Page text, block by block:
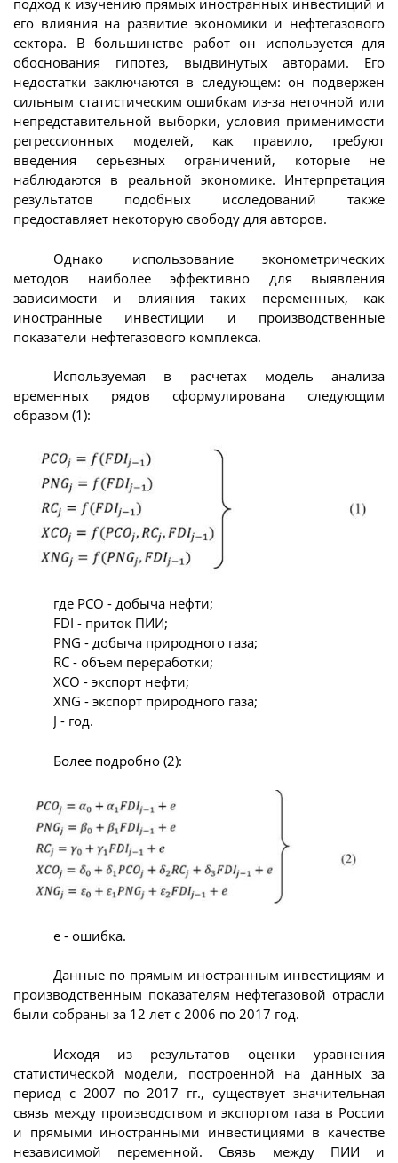
подход к изучению прямых иностранных инвестиций и
его влияния на развитие экономики и нефтегазового
сектора. В большинстве работ он используется для
обоснования гипотез, выдвинутых авторами. Его
недостатки заключаются в следующем: он подвержен
сильным статистическим ошибкам из-за неточной или
непредставительной выборки, условия применимости
регрессионных моделей, как правило, требуют
введения серьезных ограничений, которые не
наблюдаются в реальной экономике. Интерпретация
результатов подобных исследований также
предоставляет некоторую свободу для авторов.
Однако использование эконометрических
методов наиболее эффективно для выявления
зависимости и влияния таких переменных, как
иностранные инвестиции и производственные
показатели нефтегазового комплекса.
Используемая в расчетах модель анализа
временных рядов сформулирована следующим
образом (1):
где PCO - добыча нефти;
FDI - приток ПИИ;
PNG - добыча природного газа;
RC - объем переработки;
XCO - экспорт нефти;
XNG - экспорт природного газа;
J - год.
Более подробно (2):
e - ошибка.
Данные по прямым иностранным инвестициям и
производственным показателям нефтегазовой отрасли
были собраны за 12 лет с 2006 по 2017 год.
Исходя из результатов оценки уравнения
статистической модели, построенной на данных за
период с 2007 по 2017 гг., существует значительная
связь между производством и экспортом газа в России
и прямыми иностранными инвестициями в качестве
независимой переменной. Связь между ПИИ и